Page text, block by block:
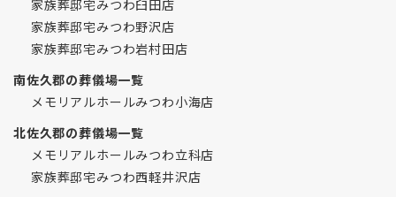
家族葬邸宅みつわ臼田店
家族葬邸宅みつわ野沢店
家族葬邸宅みつわ岩村田店
南佐久郡の葬儀場一覧
メモリアルホールみつわ小海店
北佐久郡の葬儀場一覧
メモリアルホールみつわ立科店
家族葬邸宅みつわ西軽井沢店